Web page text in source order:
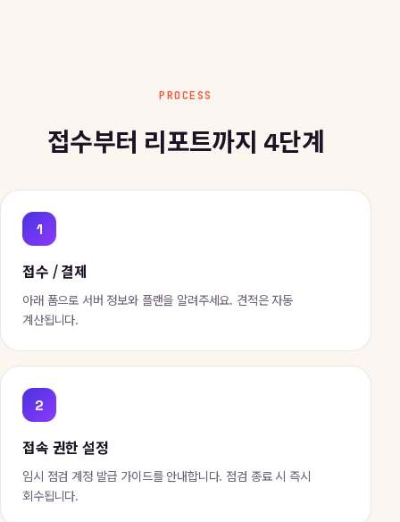
PROCESS
접수부터 리포트까지 4단계
1
접수 / 결제
아래 폼으로 서버 정보와 플랜을 알려주세요. 견적은 자동
계산됩니다.
2
접속 권한 설정
임시 점검 계정 발급 가이드를 안내합니다. 점검 종료 시 즉시
회수됩니다.